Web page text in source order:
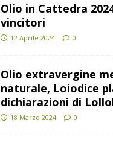
Olio in Cattedra
vincitori
12 Aprile 2024 0
Olio extravergine
naturale, Loiodice
dichiarazioni di
18 Marzo 2024 0